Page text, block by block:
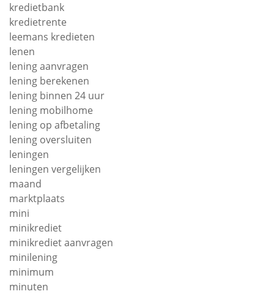
kredietbank
kredietrente
leemans kredieten
lenen
lening aanvragen
lening berekenen
lening binnen 24 uur
lening mobilhome
lening op afbetaling
lening oversluiten
leningen
leningen vergelijken
maand
marktplaats
mini
minikrediet
minikrediet aanvragen
minilening
minimum
minuten